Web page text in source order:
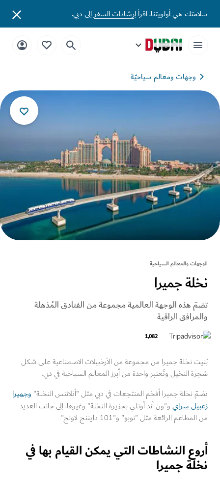
هي أولويتنا. اقرأإرشادات السفرإلى دبي.
وجهات ومعالم سياحيّة
والمعالم السياحية
جميرا
هذه الوجهة العالمية مجموعة من الفنادق المُذهلة
الراقية
1,082
نخلة جميرا من مجموعة من الأرخبيلات الاصطناعية على شكل
النخيل وتُعتبر واحدة من أبرز المعالم السياحية في دبي.
نخلة جميرا أفخم المنتجعات في دبي مثل "أتلانتس النخلة" وجميرا
سرايو"ون آند أونلي بجزيرة النخلة" وغيرها، إلى جانب العديد
الرائعة مثل "نوبو" و"101 دايننج لاونج".
النشاطات التي يمكن القيام بها في
جميرا